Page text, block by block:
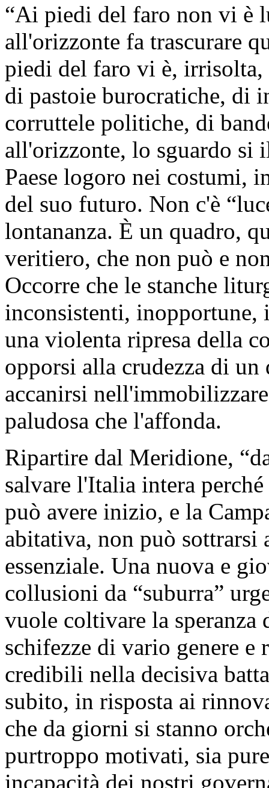
“Ai piedi del faro non vi è
all'orizzonte fa trascurare
piedi del faro vi è, irrisolta,
di pastoie burocratiche, di
corruttele politiche, di
all'orizzonte, lo sguardo si
Paese logoro nei costumi,
del suo futuro. Non c'è
lontananza. È un quadro,
veritiero, che non può e
Occorre che le stanche
inconsistenti, inopportune,
una violenta ripresa della
opporsi alla crudezza di un
accanirsi
paludosa che l'affonda.
Ripartire dal Meridione,
salvare l'Italia intera
può avere inizio, e la
abitativa, non può sottrarsi
essenziale. Una nuova e
collusioni da “suburra”
vuole coltivare la speranza
schifezze di vario genere
credibili nella decisiva
subito, in risposta ai
che da giorni si stanno
purtroppo motivati, sia
incapacità dei nostri